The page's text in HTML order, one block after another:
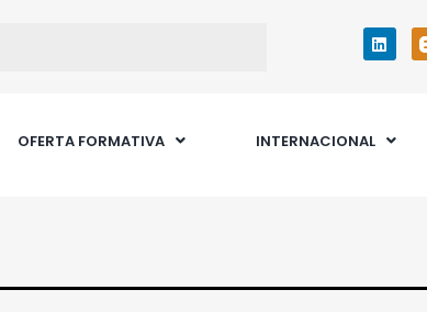
OFERTA FORMATIVA INTERNACIONAL